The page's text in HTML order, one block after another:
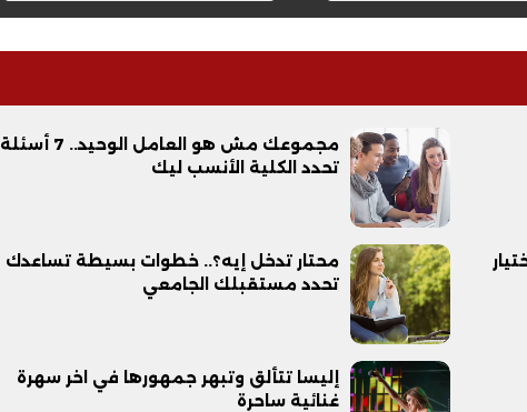
مجموعك مش هو العامل الوحيد.. 7 أسئلة
تحدد الكلية الأنسب ليك
محتار تدخل إيه؟.. خطوات بسيطة تساعدك
تحدد مستقبلك الجامعي
إليسا تتألق وتبهر جمهورها في اخر سهرة
غنائية ساحرة